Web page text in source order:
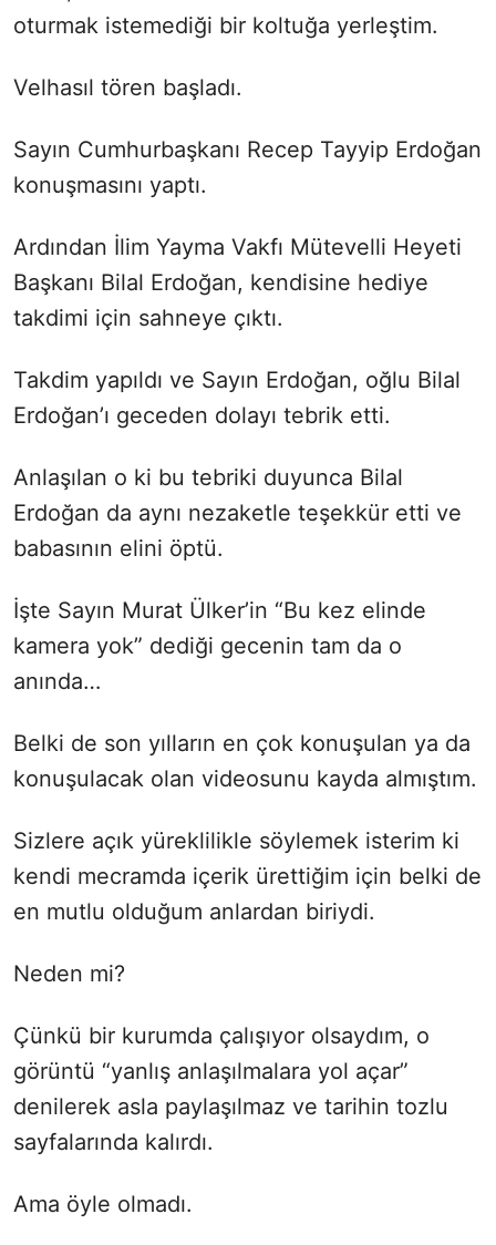
oturmak istemediği bir koltuğa yerleştim.
Velhasıl tören başladı.
Sayın Cumhurbaşkanı Recep Tayyip Erdoğan
konuşmasını yaptı.
Ardından İlim Yayma Vakfı Mütevelli Heyeti
Başkanı Bilal Erdoğan, kendisine hediye
takdimi için sahneye çıktı.
Takdim yapıldı ve Sayın Erdoğan, oğlu Bilal
Erdoğan’ı geceden dolayı tebrik etti.
Anlaşılan o ki bu tebriki duyunca Bilal
Erdoğan da aynı nezaketle teşekkür etti ve
babasının elini öptü.
İşte Sayın Murat Ülker’in “Bu kez elinde
kamera yok” dediği gecenin tam da o
anında…
Belki de son yılların en çok konuşulan ya da
konuşulacak olan videosunu kayda almıştım.
Sizlere açık yüreklilikle söylemek isterim ki
kendi mecramda içerik ürettiğim için belki de
en mutlu olduğum anlardan biriydi.
Neden mi?
Çünkü bir kurumda çalışıyor olsaydım, o
görüntü “yanlış anlaşılmalara yol açar”
denilerek asla paylaşılmaz ve tarihin tozlu
sayfalarında kalırdı.
Ama öyle olmadı.